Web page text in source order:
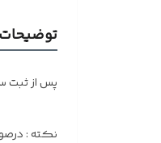
توضیحات
پس از ثبت
نکته :